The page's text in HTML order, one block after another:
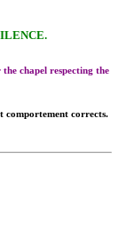
chapel respecting the
comportement corrects.